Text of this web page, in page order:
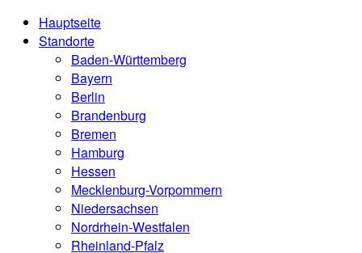
Hauptseite
Standorte
Baden-Württemberg
Bayern
Berlin
Brandenburg
Bremen
Hamburg
Hessen
Mecklenburg-Vorpommern
Niedersachsen
Nordrhein-Westfalen
Rheinland-Pfalz